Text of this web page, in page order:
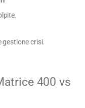
gestione crisi.
400 vs